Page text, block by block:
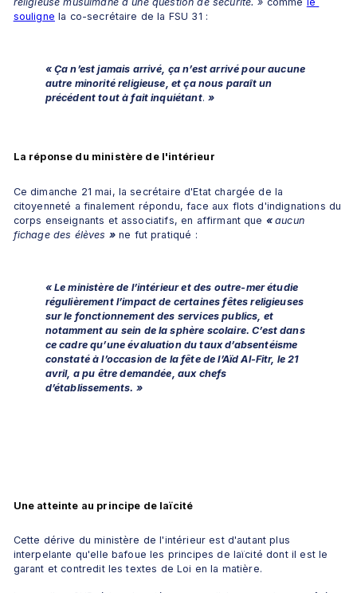
souligne la co-secrétaire de la FSU 31 :
« Ça n’est jamais arrivé, ça n’est arrivé pour aucune
autre minorité religieuse, et ça nous paraît un
précédent tout à fait inquiétant. »
La réponse du ministère de l'intérieur
Ce dimanche 21 mai, la secrétaire d'Etat chargée de la
citoyenneté a finalement répondu, face aux flots d'indignations du
corps enseignants et associatifs, en affirmant que « aucun
fichage des élèves » ne fut pratiqué :
« Le ministère de l’intérieur et des outre-mer étudie
régulièrement l’impact de certaines fêtes religieuses
sur le fonctionnement des services publics, et
notamment au sein de la sphère scolaire. C’est dans
ce cadre qu’une évaluation du taux d’absentéisme
constaté à l’occasion de la fête de l’Aïd Al-Fitr, le 21
avril, a pu être demandée, aux chefs
d’établissements. »
Une atteinte au principe de laïcité
Cette dérive du ministère de l'intérieur est d'autant plus
interpelante qu'elle bafoue les principes de laïcité dont il est le
garant et contredit les textes de Loi en la matière.